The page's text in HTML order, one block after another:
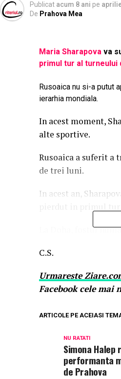
Publicat acum 8 ani pe
De Prahova Mea
Maria Sharapova va
primul tur al turneului
Rusoaica nu si-a putut
ierarhia mondiala.
In acest moment,
alte sportive.
Rusoaica a suferit a
de trei luni.
In acest an,
La Doha, fostul
C.S.
UrmaresteZiare.
Facebook cele mai
ARTICOLE PE ACEIASI
NU RATATI
Simona Halep
performanta
de Prahova